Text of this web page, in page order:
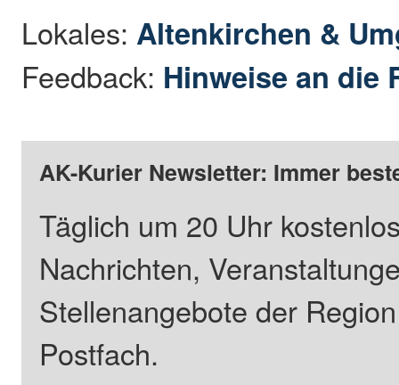
Lokales: Altenkirchen &
Feedback: Hinweise an die
AK-Kurier Newsletter: Immer
Täglich um 20 Uhr
Nachrichten,
Stellenangebote der
Postfach.